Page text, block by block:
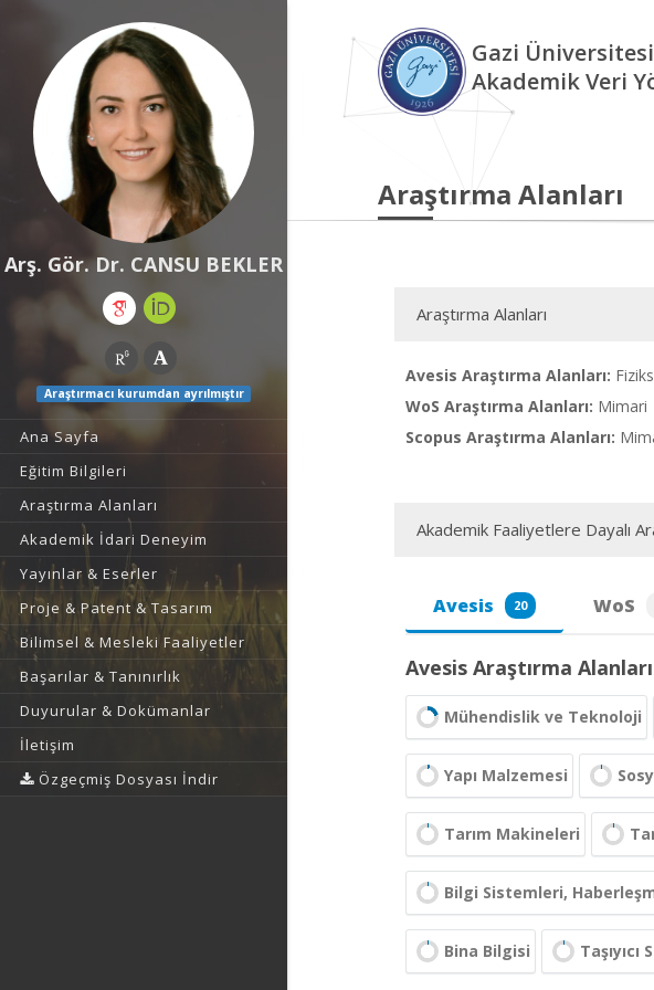
Arş. Gör. Dr. CANSU BEKLER
Araştırmacı kurumdan ayrılmıştır
Ana Sayfa
Eğitim Bilgileri
Araştırma Alanları
Akademik İdari Deneyim
Yayınlar & Eserler
Proje & Patent & Tasarım
Bilimsel & Mesleki Faaliyetler
Başarılar & Tanınırlık
Duyurular & Dokümanlar
İletişim
Özgeçmiş Dosyası İndir
Gazi Üniversitesi
Akademik Veri
Araştırma Alanları
Araştırma Alanları
Avesis Araştırma Alanları:
WoS Araştırma Alanları: Mimari
Scopus Araştırma Alanları:
Akademik Faaliyetlere Dayalı
Avesis 20 WoS
Avesis Araştırma Alanları
Mühendislik ve Teknoloji
Yapı Malzemesi
Tarım Makineleri
Bilgi Sistemleri,
Bina Bilgisi